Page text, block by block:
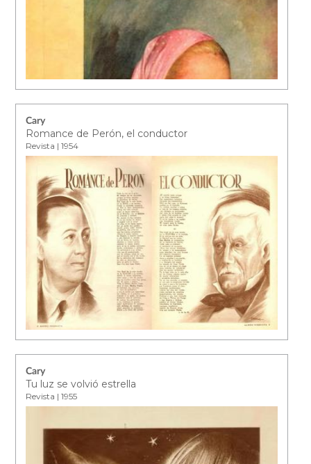
Cary
Romance de Perón, el conductor
Revista | 1954
Cary
Tu luz se volvió estrella
Revista | 1955